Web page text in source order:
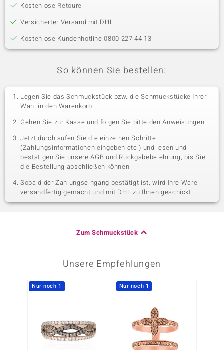
Kostenlose Retoure
Versicherter Versand mit DHL
Kostenlose Kundenhotline 0800 227 44 13
So können Sie bestellen:
Legen Sie das Schmuckstück bzw. die Schmuckstücke Ihrer
Wahl in den Warenkorb.
Gehen Sie zur Kasse und folgen Sie bitte den Anweisungen.
Jetzt durchlaufen Sie die einzelnen Schritte
(Zahlungsinformationen eingeben etc.) und lesen und
bestätigen Sie unsere AGB und Rückgabebelehrung, bis Sie
die Bestellung abschließen können.
Sobald der Zahlungseingang bestätigt ist, wird Ihre Ware
versandfertig gemacht und mit DHL zu Ihnen geschickt.
Zum Schmuckstück
Unsere Empfehlungen
Nur noch 1 Nur noch 1